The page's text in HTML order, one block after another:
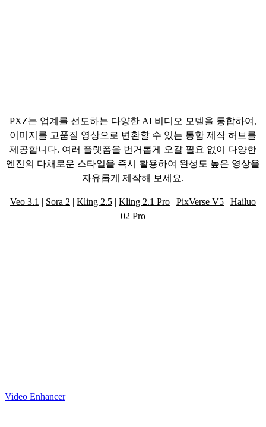
PXZ는 업계를 선도하는 다양한 AI 비디오 모델을 통합하여,
이미지를 고품질 영상으로 변환할 수 있는 통합 제작 허브를
제공합니다. 여러 플랫폼을 번거롭게 오갈 필요 없이 다양한
엔진의 다채로운 스타일을 즉시 활용하여 완성도 높은 영상을
자유롭게 제작해 보세요.
Veo 3.1 | Sora 2 | Kling 2.5 | Kling 2.1 Pro | PixVerse V5 | Hailuo
02 Pro
Video Enhancer